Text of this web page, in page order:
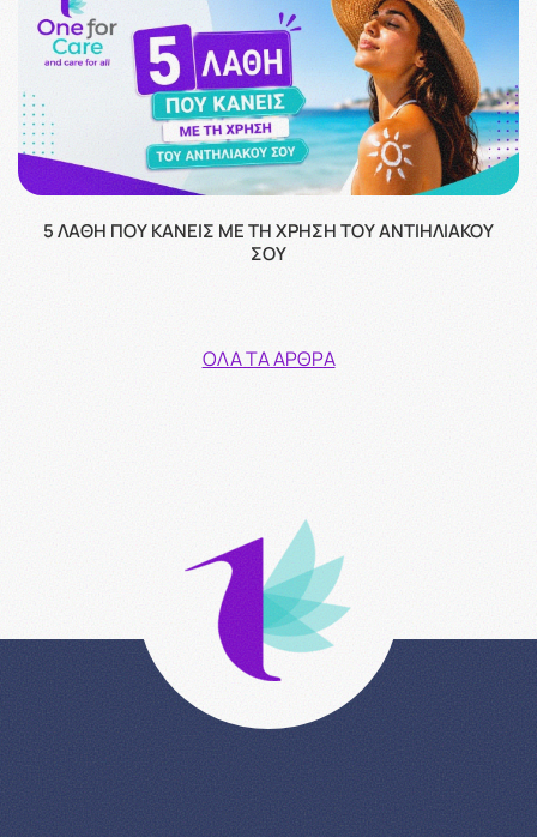
5 ΛΆΘΗ ΠΟΥ ΚΆΝΕΙΣ ΜΕ ΤΗ ΧΡΉΣΗ ΤΟΥ ΑΝΤΙΗΛΙΑΚΟΎ
ΣΟΥ
ΌΛΑ ΤΑ ΆΡΘΡΑ